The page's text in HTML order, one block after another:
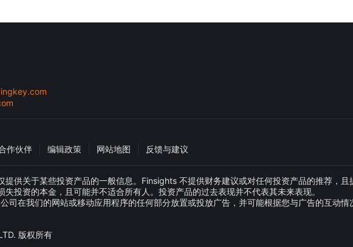
作伙伴 编辑政策 网站地图 反馈与建议
提供关于某些投资产品的一般信息。Finsights 不提供财务建议或对任何投资产品的推荐，
投资的本金，且可能并不适合所有人。投资产品的过去表现并不代表其未来表现。
司在我们的网站或移动应用程序的任何部分放置或投放广告，并可能根据您与广告的互动情
版权所有